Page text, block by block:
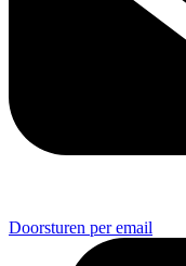
Doorsturen per email